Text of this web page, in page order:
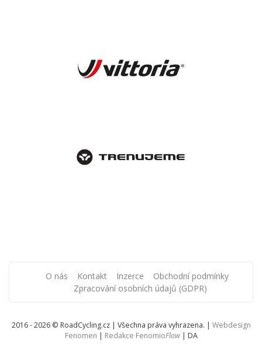
O nás Kontakt Inzerce
Obchodní podmínky
Zpracování osobních údajů (GDPR)
2016 - 2026 © RoadCycling.cz | Všechna práva vyhrazena. | Webdesign
Fenomen | Redakce FenomioFlow| DA